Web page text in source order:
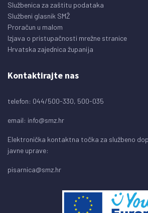
Službenica za zaštitu podataka
Službeni glasnik SMŽ
Proračun u malom
Izjava o pristupačnosti mrežne stranice
Hrvatska zajednica županija
Kontaktirajte nas
telefon: 044/500-330, 500-035
email: info@smz.hr
Elektronička kontaktna točka za službeno
javne uprave:
pisarnica@smz.hr